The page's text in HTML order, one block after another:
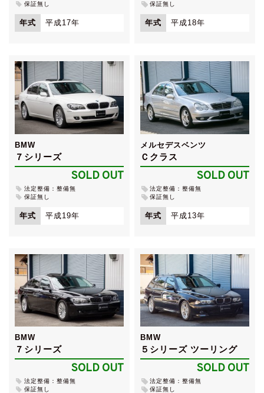
保証無し
年式 平成17年
保証無し
年式 平成18年
BMW
７シリーズ
SOLD OUT
法定整備：整備無
保証無し
年式 平成19年
メルセデスベンツ
Ｃクラス
SOLD OUT
法定整備：整備無
保証無し
年式 平成13年
BMW
７シリーズ
SOLD OUT
法定整備：整備無
保証無し
BMW
５シリーズ ツーリング
SOLD OUT
法定整備：整備無
保証無し